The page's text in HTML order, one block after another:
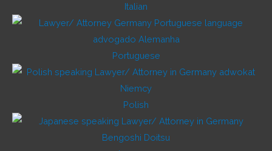
Italian
Portuguese
Polish